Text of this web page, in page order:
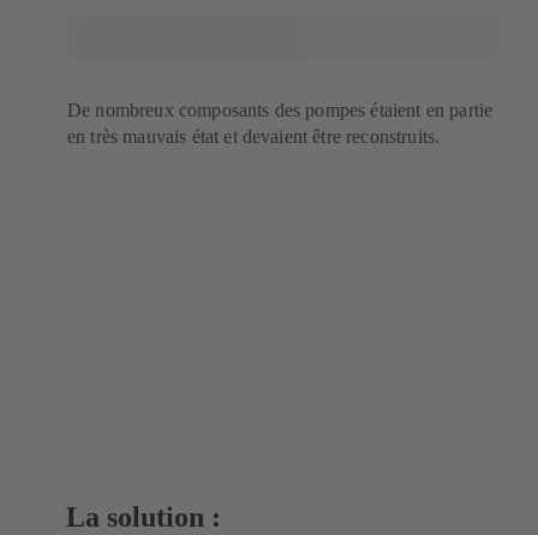
De nombreux composants des pompes étaient en partie
en très mauvais état et devaient être reconstruits.
La solution :